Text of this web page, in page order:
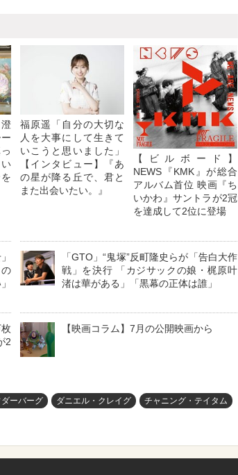
福原遥「自分の大切な
人を大事にして生きて
いこうと思いました」
【インタビュー】『あ
の星が降る丘で、君と
また出会いたい。』
【ビルボード】
NEWS『KMK』が総合
アルバム首位 映画『ち
いかわ』サントラが2冠
を達成して2位に登場
「GTO」“鬼塚”反町隆史らが「告白大作
戦」を決行 「カジサックの娘・梶原叶
渚は華がある」「黒幕の正体は誰」
2
【映画コラム】7月の公開映画から
ーバーグ ダニエル・クレイグ チャニング・テイタム